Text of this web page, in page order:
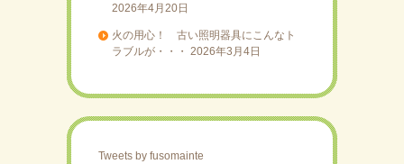
2026年4月20日
火の用心！ 古い照明器具にこんなト
ラブルが・・・ 2026年3月4日
Tweets by fusomainte